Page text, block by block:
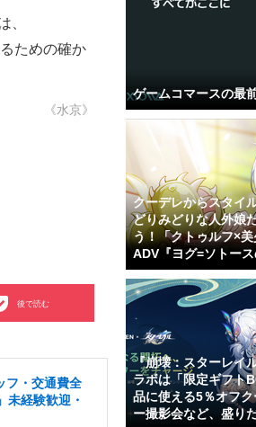
、
ための確か
《水京》
後で読む
フ・交通費全
未経験歓迎・
ゲームコマースの最
クーデレからスタイ
どりみどりな人外娘
う！「クトゥルフ×
ADV『ヨグ=ソトー
『崩壊：スターレイ
ラボは「限定ギフト
品に使える5％オフ
ー撮影会など、盛り